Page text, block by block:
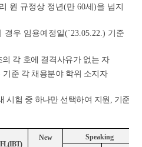
원 규정상 정년(만60세)을 넘지
경우 임용예정일(`23.05.22.) 기준
의 각 호에 결격사유가 없는 자
기준 각 채용분야 학위 소지자
시험 중 하나만 선택하여 지원
기준
New
Speaking